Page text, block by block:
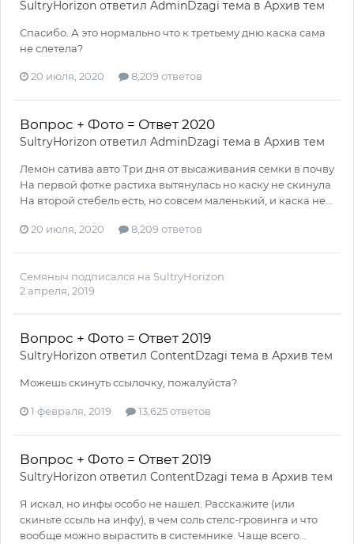
SultryHorizon ответил AdminDzagi тема в Архив тем
Спасибо. А это нормально что к третьему дню каска сама
не слетела?
20 июля, 2020 8,209 ответов
Вопрос + Фото = Ответ 2020
SultryHorizon ответил AdminDzagi тема в Архив тем
Лемон сатива авто Три дня от высаживания семки в почву
На первой фотке растиха вытянулась но каску не скинула
На второй стебель есть, но совсем маленький, и каска не...
20 июля, 2020 8,209 ответов
Семяныч подписался на SultryHorizon
2 апреля, 2019
Вопрос + Фото = Ответ 2019
SultryHorizon ответил ContentDzagi тема в Архив тем
Можешь скинуть ссылочку, пожалуйста?
1 февраля, 2019 13,625 ответов
Вопрос + Фото = Ответ 2019
SultryHorizon ответил ContentDzagi тема в Архив тем
Я искал, но инфы особо не нашел. Расскажите (или
скиньте ссыль на инфу), в чем соль стелс-гровинга и что
вообще можно вырастить в системнике. Чаще всего...